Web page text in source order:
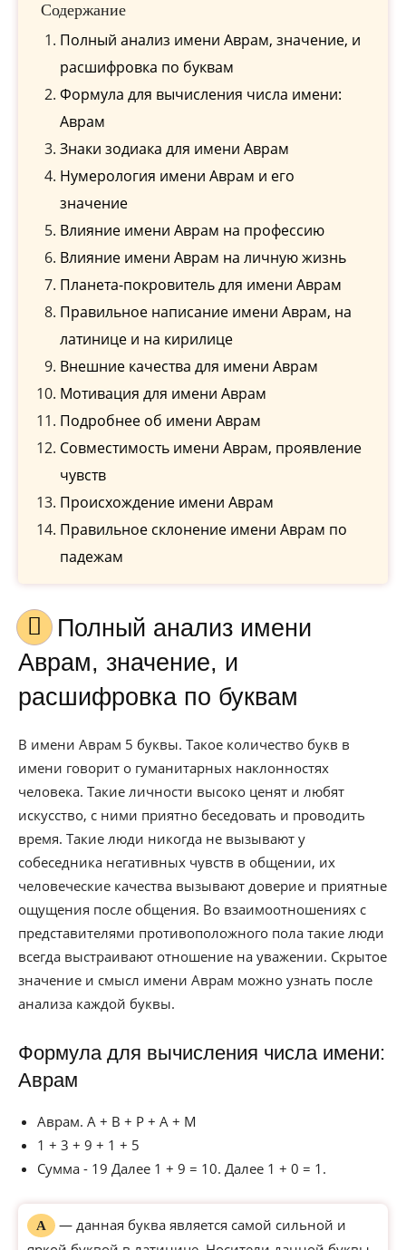
Содержание
Полный анализ имени Аврам, значение, и
расшифровка по буквам
Формула для вычисления числа имени:
Аврам
Знаки зодиака для имени Аврам
Нумерология имени Аврам и его
значение
Влияние имени Аврам на профессию
Влияние имени Аврам на личную жизнь
Планета-покровитель для имени Аврам
Правильное написание имени Аврам, на
латинице и на кирилице
Внешние качества для имени Аврам
Мотивация для имени Аврам
Подробнее об имени Аврам
Совместимость имени Аврам, проявление
чувств
Происхождение имени Аврам
Правильное склонение имени Аврам по
падежам
Полный анализ имени
Аврам, значение, и
расшифровка по буквам
В имени Аврам 5 буквы. Такое количество букв в
имени говорит о гуманитарных наклонностях
человека. Такие личности высоко ценят и любят
искусство, с ними приятно беседовать и проводить
время. Такие люди никогда не вызывают у
собеседника негативных чувств в общении, их
человеческие качества вызывают доверие и приятные
ощущения после общения. Во взаимоотношениях с
представителями противоположного пола такие люди
всегда выстраивают отношение на уважении. Скрытое
значение и смысл имени Аврам можно узнать после
анализа каждой буквы.
Формула для вычисления числа имени:
Аврам
Аврам. А + В + Р + А + М
1 + 3 + 9 + 1 + 5
Сумма - 19 Далее 1 + 9 = 10. Далее 1 + 0 = 1.
А
— данная буква является самой сильной и